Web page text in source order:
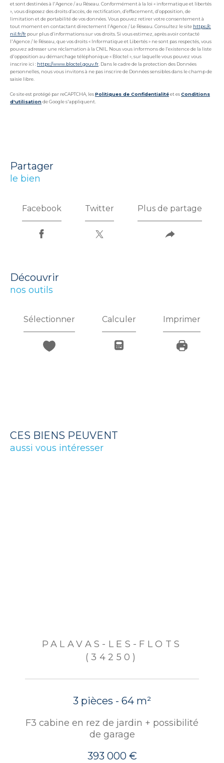
et sont destinées à l'Agence / au Réseau. Conformément à la loi « informatique et libertés
», vous disposez des droits d’accès, de rectification, d’effacement, d’opposition, de
limitation et de portabilité de vos données. Vous pouvez retirer votre consentement à
tout moment en contactant directement l’Agence / Le Réseau. Consultez le site https://c
nil.fr/fr pour plus d’informations sur vos droits. Si vous estimez, après avoir contacté
l'Agence / le Réseau, que vos droits « Informatique et Libertés » ne sont pas respectés, vous
pouvez adresser une réclamation à la CNIL. Nous vous informons de l’existence de la liste
d'opposition au démarchage téléphonique « Bloctel », sur laquelle vous pouvez vous
inscrire ici : https://www.bloctel.gouv.fr. Dans le cadre de la protection des Données
personnelles, nous vous invitons à ne pas inscrire de Données sensibles dans le champ de
saisie libre.
Ce site est protégé par reCAPTCHA, lesPolitiques de Confidentialitéet esConditions
d'utilisationde Google s'appliquent.
partager
le bien
Facebook Twitter Plus de partage
découvrir
nos outils
Sélectionner Calculer Imprimer
CES BIENS PEUVENT
aussi vous intéresser
PALAVAS-LES-FLOTS
(34250)
3 pièces - 64 m²
F3 cabine en rez de jardin + possibilité
de garage
393 000 €